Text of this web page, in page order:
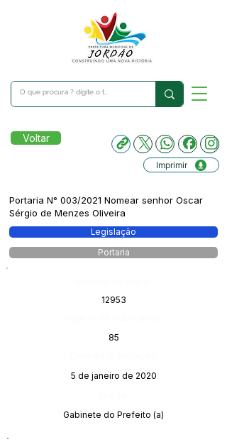
Voltar
Imprimir
Portaria N° 003/2021 Nomear senhor Oscar
Sérgio de Menzes Oliveira
Legislação
Portaria
12953
85
5 de janeiro de 2020
Gabinete do Prefeito (a)